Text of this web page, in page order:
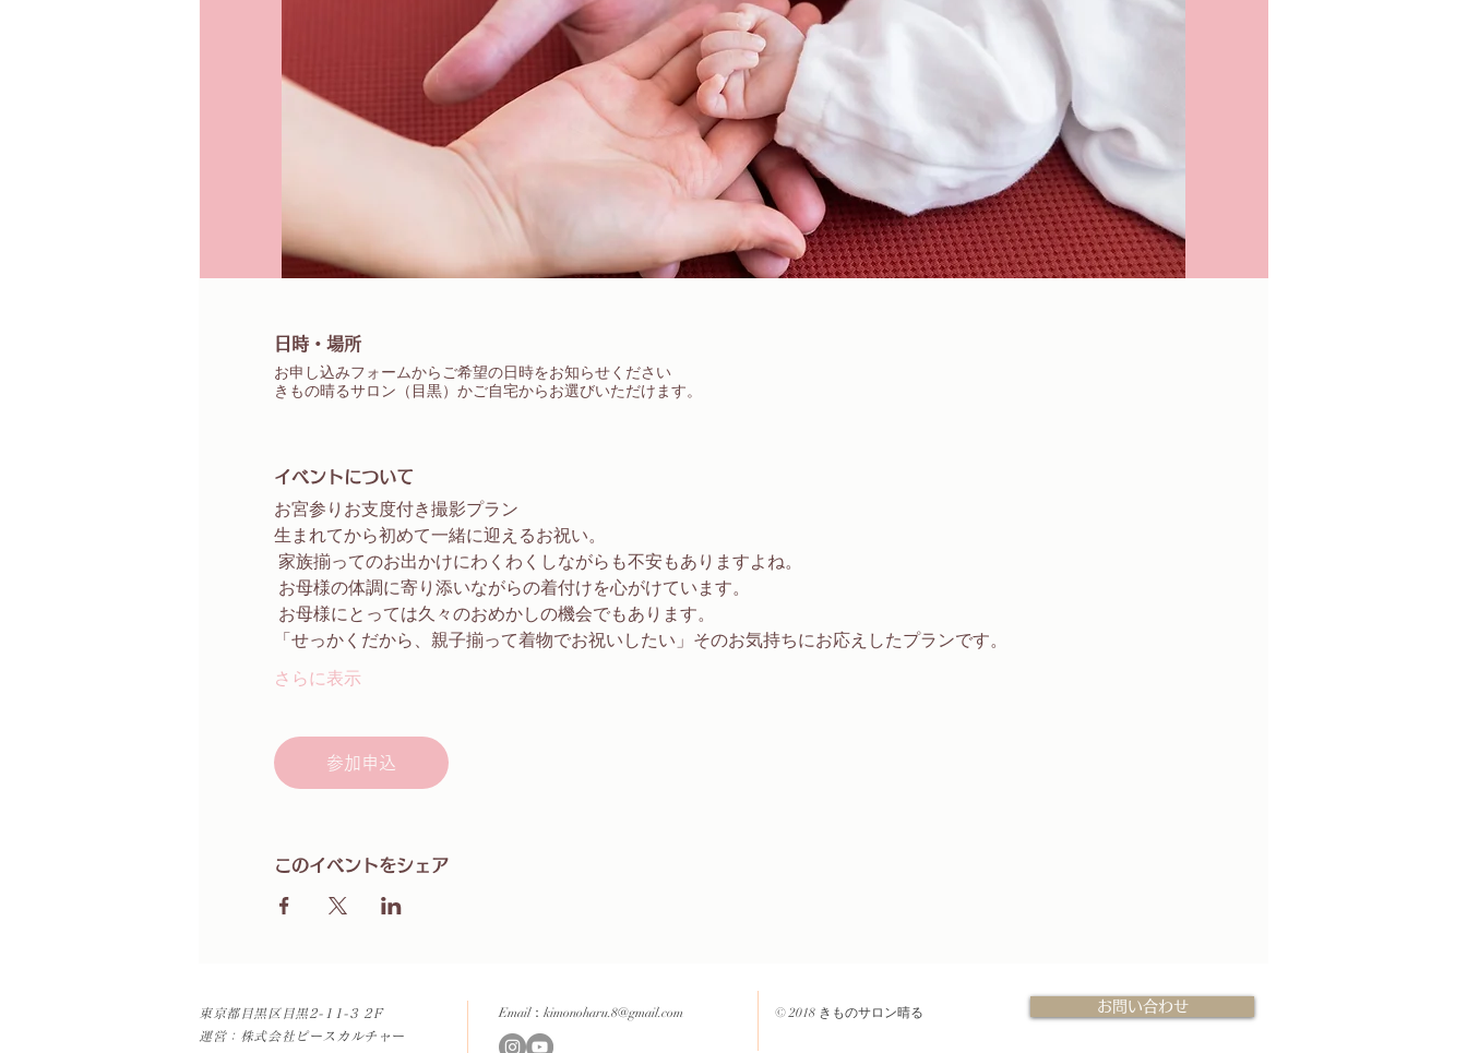
日時・場所
お申し込みフォームからご希望の日時をお知らせください
きもの晴るサロン（目黒）かご自宅からお選びいただけます。
イベントについて
お宮参りお支度付き撮影プラン
生まれてから初めて一緒に迎えるお祝い。
家族揃ってのお出かけにわくわくしながらも不安もありますよね。
お母様の体調に寄り添いながらの着付けを心がけています。
お母様にとっては久々のおめかしの機会でもあります。
「せっかくだから、親子揃って着物でお祝いしたい」そのお気持ちにお応えしたプランです。
さらに表示
参加申込
このイベントをシェア
​東京都目黒区目黒2-11-3 2F
​運営：株式会社ピースカルチャー
Email： kimonoharu.8@gmail.com © 2018 きものサロン晴る お問い合わせ